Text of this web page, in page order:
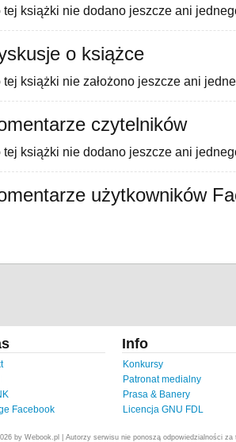
tej książki nie dodano jeszcze ani
o książce
tej książki nie założono jeszcze ani
czytelników
tej książki nie dodano jeszcze ani
użytkowników
Facebook
Info
Konkursy
Patronat medialny
Prasa & Banery
Licencja GNU FDL
by Webook.pl | Autorzy serwisu nie ponoszą odpowiedzialności